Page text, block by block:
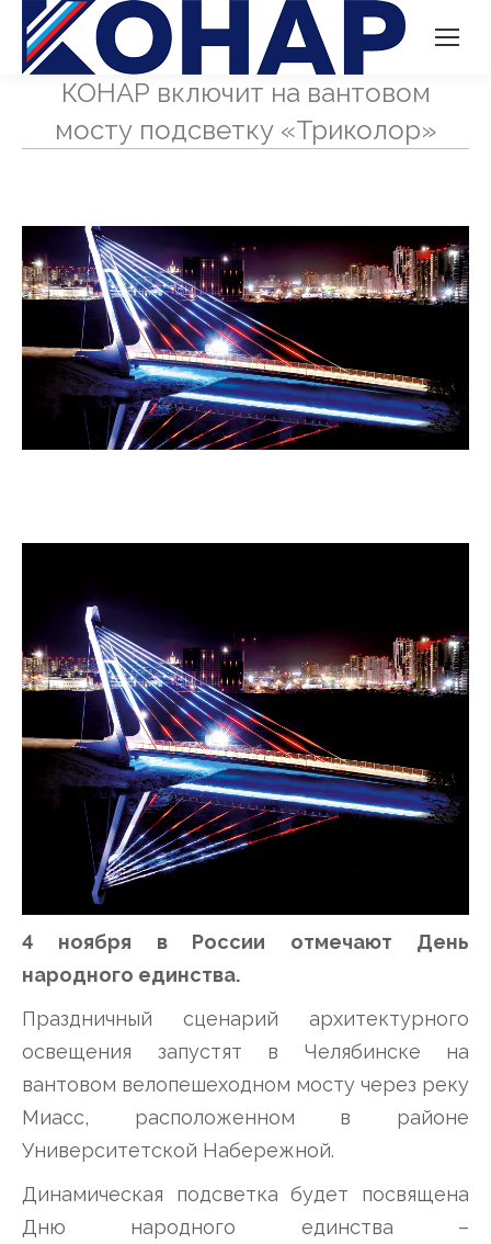
КОНАР включит на вантовом
мосту подсветку «Триколор»
4 ноября в России отмечают День
народного единства.
Праздничный сценарий архитектурного
освещения запустят в Челябинске на
вантовом велопешеходном мосту через реку
Миасс, расположенном в районе
Университетской Набережной.
Динамическая подсветка будет посвящена
Дню народного единства –